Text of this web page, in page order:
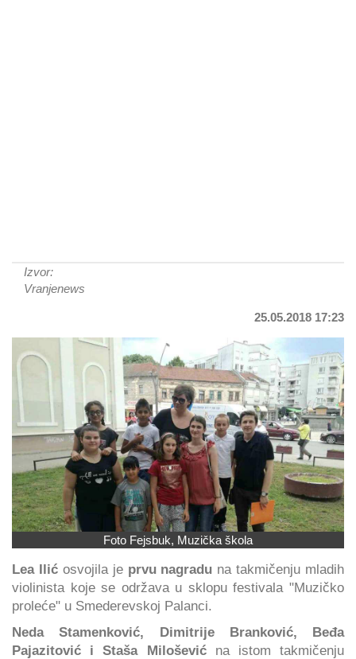
Izvor:
Vranjenews
25.05.2018 17:23
Foto Fejsbuk, Muzička škola
Lea Ilićosvojila je prvu nagradu na takmičenju mladih
violinista koje se održava u sklopu festivala "Muzičko
proleće" u Smederevskoj Palanci.
Neda Stamenković, Dimitrije Branković, Beđa
Pajazitović i Staša Miloševićna istom takmičenju